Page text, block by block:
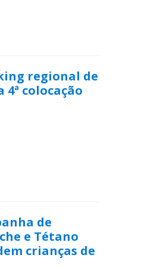
regional de
colocação
de
e Tétano
crianças de